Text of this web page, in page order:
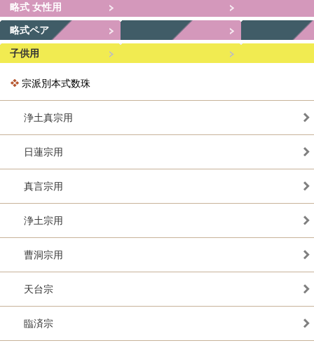
略式 女性用
略式ペア
子供用
宗派別本式数珠
浄土真宗用
日蓮宗用
真言宗用
浄土宗用
曹洞宗用
天台宗
臨済宗